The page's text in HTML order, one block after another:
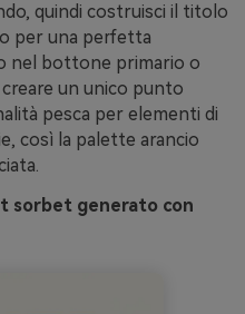
quindi costruisci il titolo
per una perfetta
nel bottone primario o
un unico punto
pesca per elementi di
così la palette arancio
sorbet generato con